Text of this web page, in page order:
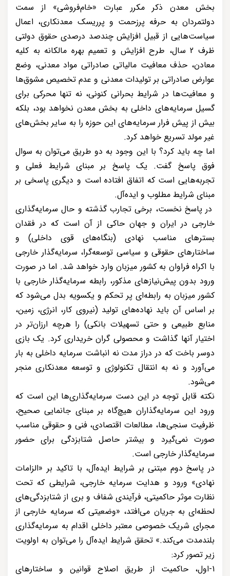
بخش معدن ذکر مکرر عبارت «خام‌فروشی» از سمت
دولتمردان به حرفه پرزحمت و پرریسک معدنکاری، اعمال
سیاست‌هایی از قبیل افزایش چندصد درصدی حقوق دولتی
ظرف 2 سال، طرح افزایش و تعمیم بهره مالکانه به کلیه
معادن، حذف معافیت مالیاتی صادراتی مواد معدنی، وضع
عوارض صادراتی بر تولیدات معدنی و عدم تخصیص مشوق‌ها
و معافیت‌ها در شرایط بحرانی کنونی، نه تنها محرکی برای
گسیل سرمایه‌های داخلی به بخش معدن نخواهد بود، بلکه
بیش از پیش فرار سرمایه‌های این حوزه را به سایر بخش‌های
غیر مولد تسریع خواهد کرد.
اما چه باید کرد؟ با این وجود به دو طریق می‌توان به سوال
فوق پاسخ گفت. یک پاسخ بر مبنای شرایط فعلی و
تجربه‌هایی است که اتفاق افتاده است و دیگری پاسخی بر
مبنای شرایط مطلوب و ایده‌آل.
در پاسخ نخست، برخی تجارب گذشته و حال سرمایه‌گذاری
خارجی در ایران و جهان حاکی از آن است که در فقدان
بسترهای مناسب نهادی (بنگاه‌های قوی داخلی) و
ساختارهای حقوقی و سیاسی توسعه‌گرا، سرمایه‌گذار خارجی
با اکراه فراوان به کشور میزبان وارد خواهد شد. اما در صورت
ورود بدون پیش‌نیازهای مذکور، رابطه سرمایه‌گذار خارجی با
کشور میزبان به رابطه‌ای پر تحکم و یکسویه بدل می‌شود که
بر اساس آن باید نهاده‌های تولید (نیروی کار، انرژی، زمین،
منابع طبیعی و حتی تسهیلات بانکی) را هرچه ارزان‌تر در
اختیار آنها گذاشت و محصولی گران خریداری کرد. یک بازی
دوسر باخت که در دراز مدت نه انباشت سرمایه داخلی به بار
می‌آورد و نه به انتقال تکنولوژی و توسعه معدنکاری منجر
می‌شود.
نکته قابل توجه در این دست سرمایه‌گذاری‌ها این است که
ورود این سرمایه‌گذاران هیچ‌گاه بر مبنای جانمایی صحیح،
ظرفیت سنجی‌ها، مطالعات اقتصادی، فنی و حقوقی مناسب
صورت نمی‌گیرد و بیشتر حاصل شتابزدگی برای حضور
سرمایه‌گذار خارجی است.
در پاسخ دوم مبتنی بر شرایط ایده‌آل، با تاکید بر «الزامات
نهادی» ورود و هدایت سرمایه خارجی، شرایطی که تحت
نظارت موثر حاکمیتی، فرآیندی شفاف و بری از شتابزدگی‌های
لحظه‌ای به جریان می‌افتد، «وضعیتی که سرمایه خارجی از
مجرای شریک خصوصی معتبر داخلی اقدام به سرمایه‌گذاری
بلندمدت می‌کند.» تحقق شرایط ایده‌آل را می‌توان به اولویت
زیر تصور کرد:
1-اول، حاکمیت از طریق اصلاح قوانین و ساختارهای